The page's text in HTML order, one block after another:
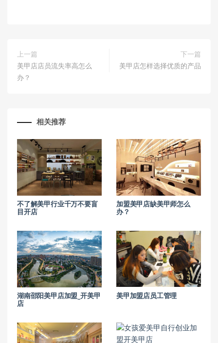
上一篇
美甲店店员流失率高怎么
办？
下一篇
美甲店怎样选择优质的产品
相关推荐
不了解美甲行业千万不要盲
目开店
加盟美甲店缺美甲师怎么
办？
湖南邵阳美甲店加盟_开美甲
店
美甲加盟店员工管理